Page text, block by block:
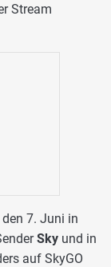
Stream
7. Juni in
Sky und in
auf SkyGO